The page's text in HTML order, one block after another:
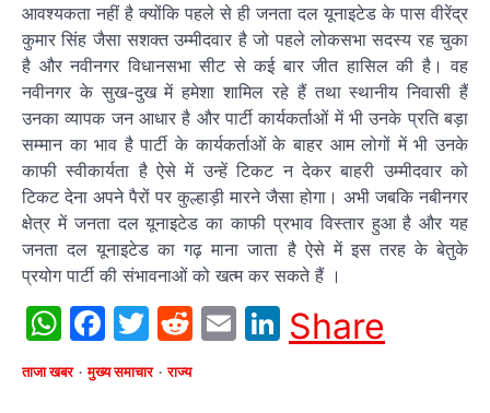
आवश्यकता नहीं है क्योंकि पहले से ही जनता दल यूनाइटेड के पास वीरेंद्र
कुमार सिंह जैसा सशक्त उम्मीदवार है जो पहले लोकसभा सदस्य रह चुका
है और नवीनगर विधानसभा सीट से कई बार जीत हासिल की है। वह
नवीनगर के सुख-दुख में हमेशा शामिल रहे हैं तथा स्थानीय निवासी हैं
उनका व्यापक जन आधार है और पार्टी कार्यकर्ताओं में भी उनके प्रति बड़ा
सम्मान का भाव है पार्टी के कार्यकर्ताओं के बाहर आम लोगों में भी उनके
काफी स्वीकार्यता है ऐसे में उन्हें टिकट न देकर बाहरी उम्मीदवार को
टिकट देना अपने पैरों पर कुल्हाड़ी मारने जैसा होगा। अभी जबकि नबीनगर
क्षेत्र में जनता दल यूनाइटेड का काफी प्रभाव विस्तार हुआ है और यह
जनता दल यूनाइटेड का गढ़ माना जाता है ऐसे में इस तरह के बेतुके
प्रयोग पार्टी की संभावनाओं को खत्म कर सकते हैं ।
WhatsApp
Facebook
Twitter
Reddit
EmailLinkedIn
Share
ताजा खबर मुख्य समाचार राज्य